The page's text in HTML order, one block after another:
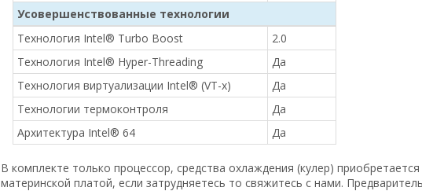
Усовершенствованные технологии
Технология Intel® Turbo Boost
2.0
Технология Intel® Hyper-Threading
Да
Технология виртуализации Intel® (VT-x)
Да
Технологии термоконтроля
Да
Архитектура Intel® 64
Да
В комплекте только процессор, средства охлаждения (кулер)
материнской платой, если затрудняетесь то свяжитесь с нами.